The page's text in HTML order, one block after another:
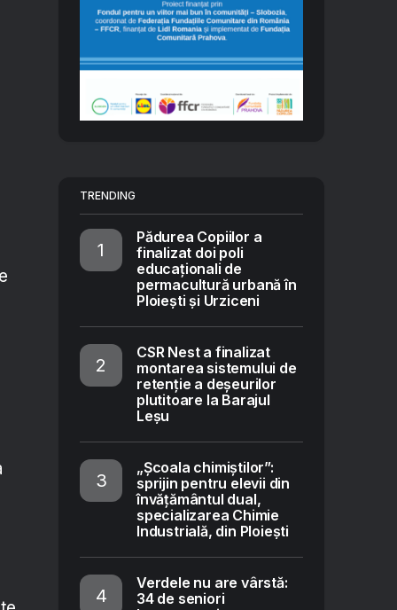
TRENDING
Pădurea Copiilor a
finalizat doi poli
educaționali de
permacultură urbană în
Ploiești și Urziceni
CSR Nest a finalizat
montarea sistemului de
retenție a deșeurilor
plutitoare la Barajul
Leșu
„Școala chimiștilor”:
sprijin pentru elevii din
învățământul dual,
specializarea Chimie
Industrială, din Ploiești
Verdele nu are vârstă:
34 de seniori